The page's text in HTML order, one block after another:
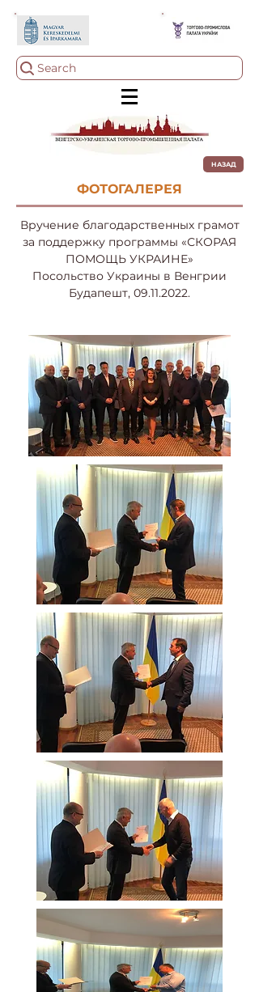
Search
НАЗАД
ФОТОГАЛЕРЕЯ
Вручение благодарственных грамот
за поддержку программы «СКОРАЯ
ПОМОЩЬ УКРАИНЕ»
Посольство Украины в Венгрии
Будапешт, 09.11.2022.